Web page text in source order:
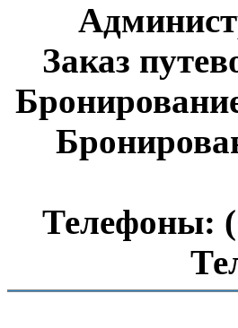
Заказ
Телефоны: